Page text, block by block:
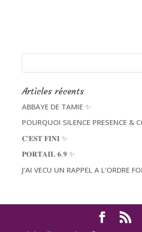
Articles récents
ABBAYE DE TAMIE ✨
POURQUOI SILENCE PRESENCE &
𝐂’𝐄𝐒𝐓 𝐅𝐈𝐍𝐈 ✨
𝐏𝐎𝐑𝐓𝐀𝐈𝐋 𝟔.𝟗 ✨
J’AI VECU UN RAPPEL A L’ORDRE